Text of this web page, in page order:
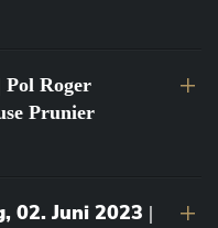
Pol Roger
Prunier
02. Juni 2023 |